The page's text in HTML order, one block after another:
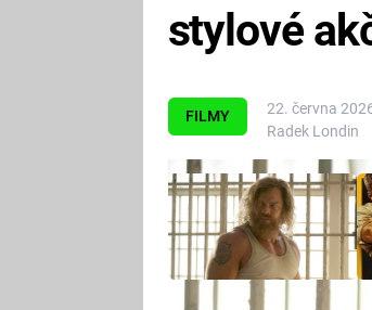
FILMY
22. června
Radek Londin
stylové